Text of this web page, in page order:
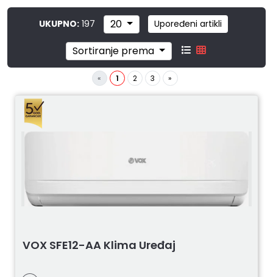
UKUPNO: 197 20 Upoređeni artikli
Sortiranje prema
« 1 2 3 »
VOX SFE12-AA Klima Uređaj